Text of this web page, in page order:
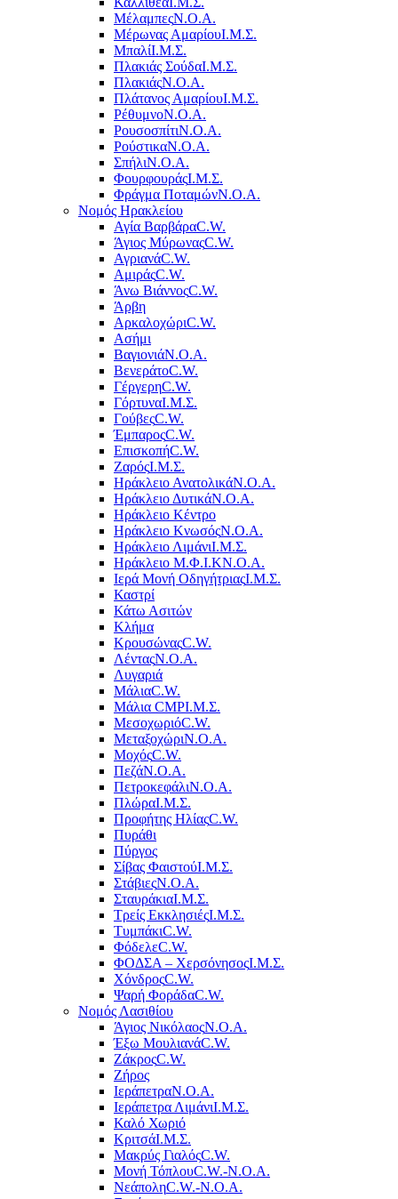
ΜέλαμπεςΝ.Ο.Α.
Μέρωνας ΑμαρίουΙ.Μ.Σ.
ΜπαλίΙ.Μ.Σ.
Πλακιάς ΣούδαΙ.Μ.Σ.
ΠλακιάςΝ.Ο.Α.
Πλάτανος ΑμαρίουΙ.Μ.Σ.
ΡέθυμνοΝ.Ο.Α.
ΡουσοσπίτιΝ.Ο.Α.
ΡούστικαΝ.Ο.Α.
ΣπήλιΝ.Ο.Α.
ΦουρφουράςΙ.Μ.Σ.
Φράγμα ΠοταμώνΝ.Ο.Α.
Νομός Ηρακλείου
Αγία ΒαρβάραC.W.
Άγιος ΜύρωναςC.W.
ΑγριανάC.W.
ΑμιράςC.W.
Άνω ΒιάννοςC.W.
Άρβη
ΑρκαλοχώριC.W.
Ασήμι
ΒαγιονιάΝ.Ο.Α.
ΒενεράτοC.W.
ΓέργερηC.W.
ΓόρτυναΙ.Μ.Σ.
ΓούβεςC.W.
ΈμπαροςC.W.
ΕπισκοπήC.W.
ΖαρόςΙ.Μ.Σ.
Ηράκλειο ΑνατολικάΝ.Ο.Α.
Ηράκλειο ΔυτικάΝ.Ο.Α.
Ηράκλειο Κέντρο
Ηράκλειο ΚνωσόςΝ.Ο.Α.
Ηράκλειο ΛιμάνιΙ.Μ.Σ.
Ηράκλειο Μ.Φ.Ι.ΚΝ.Ο.Α.
Ιερά Μονή ΟδηγήτριαςΙ.Μ.Σ.
Καστρί
Κάτω Ασιτών
Κλήμα
ΚρουσώναςC.W.
ΛένταςΝ.Ο.Α.
Λυγαριά
ΜάλιαC.W.
Μάλια CMPΙ.Μ.Σ.
ΜεσοχωριόC.W.
ΜεταξοχώριΝ.Ο.Α.
ΜοχόςC.W.
ΠεζάΝ.Ο.Α.
ΠετροκεφάλιΝ.Ο.Α.
ΠλώραΙ.Μ.Σ.
Προφήτης ΗλίαςC.W.
Πυράθι
Πύργος
Σίβας ΦαιστούΙ.Μ.Σ.
ΣτάβιεςΝ.Ο.Α.
ΣταυράκιαΙ.Μ.Σ.
Τρείς ΕκκλησιέςΙ.Μ.Σ.
ΤυμπάκιC.W.
ΦόδελεC.W.
ΦΟΔΣΑ – ΧερσόνησοςΙ.Μ.Σ.
ΧόνδροςC.W.
Ψαρή ΦοράδαC.W.
Νομός Λασιθίου
Άγιος ΝικόλαοςΝ.Ο.Α.
Έξω ΜουλιανάC.W.
ΖάκροςC.W.
Ζήρος
ΙεράπετραΝ.Ο.Α.
Ιεράπετρα ΛιμάνιΙ.Μ.Σ.
Καλό Χωριό
ΚριτσάΙ.Μ.Σ.
Μακρύς ΓιαλόςC.W.
Μονή ΤόπλουC.W.-Ν.Ο.Α.
ΝεάποληC.W.-Ν.Ο.Α.